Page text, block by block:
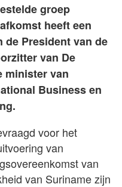
groep
heeft een
de President van de
van De
minister van
Business en
voor het
van
van
van Suriname zijn